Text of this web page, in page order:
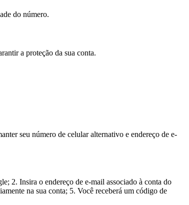
do número.
a proteção da sua conta.
seu número de celular alternativo e endereço de e-
2. Insira o endereço de e-mail associado à conta do
na sua conta; 5. Você receberá um código de